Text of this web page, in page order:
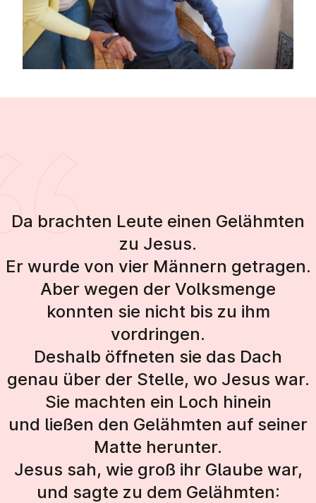
Da brachten Leute einen Gelähmten
zu Jesus.
Er wurde von vier Männern getragen.
Aber wegen der Volksmenge
konnten sie nicht bis zu ihm
vordringen.
Deshalb öffneten sie das Dach
genau über der Stelle, wo Jesus war.
Sie machten ein Loch hinein
und ließen den Gelähmten auf seiner
Matte herunter.
Jesus sah, wie groß ihr Glaube war,
und sagte zu dem Gelähmten: